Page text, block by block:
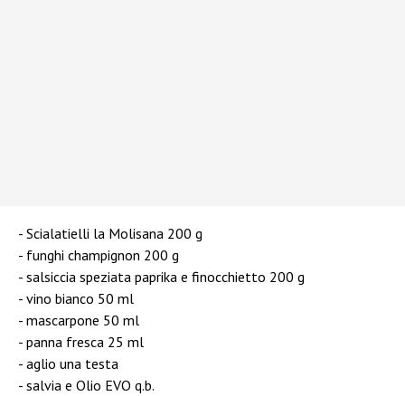
Scialatielli la Molisana 200 g
funghi champignon 200 g
salsiccia speziata paprika e finocchietto 200 g
vino bianco 50 ml
mascarpone 50 ml
panna fresca 25 ml
aglio una testa
salvia e Olio EVO q.b.